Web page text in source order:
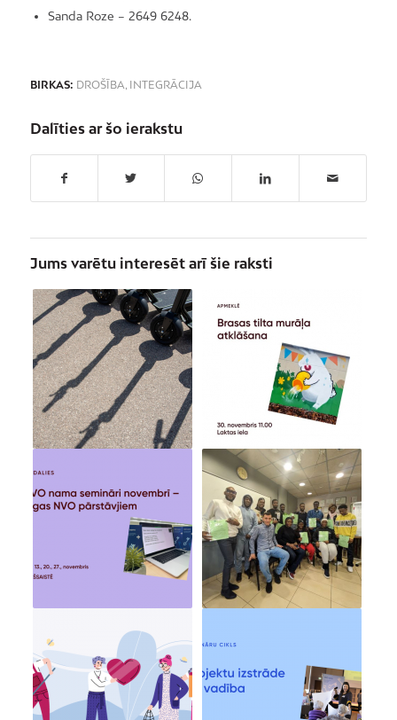
Sanda Roze – 2649 6248.
BIRKAS: DROŠĪBA, INTEGRĀCIJA
Dalīties ar šo ierakstu
Jums varētu interesēt arī šie raksti